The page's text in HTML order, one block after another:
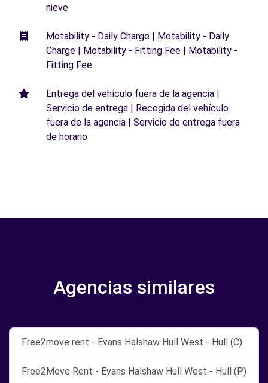
nieve
Motability - Daily Charge | Motability - Daily
Charge | Motability - Fitting Fee | Motability -
Fitting Fee
Entrega del vehículo fuera de la agencia |
Servicio de entrega | Recogida del vehículo
fuera de la agencia | Servicio de entrega fuera
de horario
Agencias similares
Free2move rent - Evans Halshaw Hull West - Hull (C)
Free2Move Rent - Evans Halshaw Hull West - Hull (P)